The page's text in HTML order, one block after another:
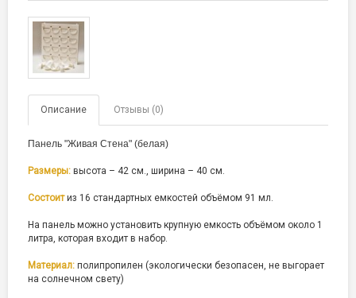
Описание Отзывы (0)
Панель "Живая Стена" (белая)
Размеры: высота – 42 см., ширина – 40 см.
Состоит из 16 стандартных емкостей объёмом 91 мл.
На панель можно установить крупную емкость объёмом около 1
литра, которая входит в набор.
Материал: полипропилен (экологически безопасен, не выгорает
на солнечном свету)